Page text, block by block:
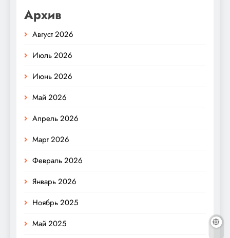
Архив
Август 2026
Июль 2026
Июнь 2026
Май 2026
Апрель 2026
Март 2026
Февраль 2026
Январь 2026
Ноябрь 2025
Май 2025